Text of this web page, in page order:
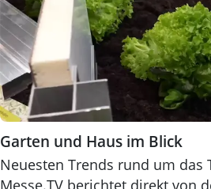
Garten und Haus im Blick
Neuesten Trends rund um das
Messe.TV berichtet direkt von